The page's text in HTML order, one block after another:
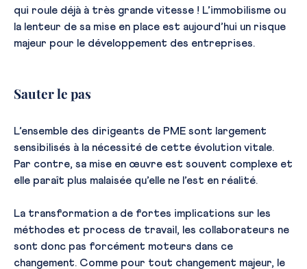
qui roule déjà à très grande vitesse ! L’immobilisme ou
la lenteur de sa mise en place est aujourd’hui un risque
majeur pour le développement des entreprises.
Sauter le pas
L’ensemble des dirigeants de PME sont largement
sensibilisés à la nécessité de cette évolution vitale.
Par contre, sa mise en œuvre est souvent complexe et
elle paraît plus malaisée qu’elle ne l’est en réalité.
La transformation a de fortes implications sur les
méthodes et process de travail, les collaborateurs ne
sont donc pas forcément moteurs dans ce
changement. Comme pour tout changement majeur, le